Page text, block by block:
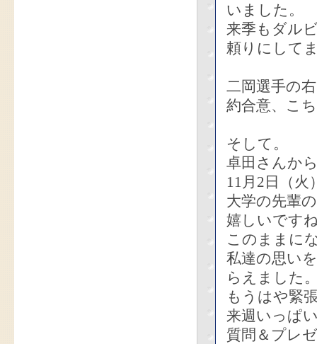
いました。
来季もダル
頼りにして
二岡選手の
約合意、こ
そして。
卓田さんか
11月2日（
大学の先輩
嬉しいです
このままに
私達の思い
らえました
もうはや緊
来週いっぱ
質問＆プレ